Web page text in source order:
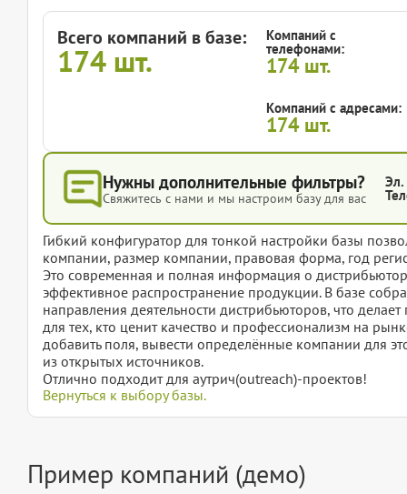
Всего компаний в базе:
174 шт.
Компаний с
телефонами:
174 шт.
Компаний с адресами:
174 шт.
Нужны дополнительные фильтры?
Свяжитесь с нами и мы настроим базу для вас
Эл.
Гибкий конфигуратор для тонкой настройки базы
компании, размер компании, правовая форма, год
Это современная и полная информация о
эффективное распространение продукции. В базе
направления деятельности дистрибьюторов, что
для тех, кто ценит качество и профессионализм на
добавить поля, вывести определённые компании для
из открытых источников.
Отлично подходит для аутрич(outreach)-проектов!
Вернуться к выбору базы.
Пример компаний (демо)